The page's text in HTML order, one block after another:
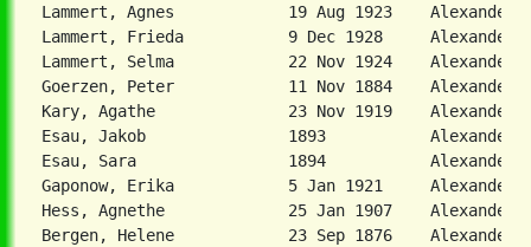
Lammert, Agnes            19 Aug 1923
Lammert, Frieda           9 Dec 1928
Lammert, Selma            22 Nov 1924
Goerzen, Peter            11 Nov 1884    Alexanderpol,
Kary, Agathe              23 Nov 1919    Alexanderpol,
Esau, Jakob               1893           Alexanderpol,
Esau, Sara                1894           Alexanderpol,
Gaponow, Erika            5 Jan 1921
Bergen, Helene            23 Sep 1876